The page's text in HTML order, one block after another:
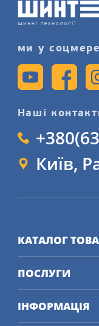
послугу
детально на
ми у
Наші
Київ,
КАТАЛОГ
ПОСЛУГИ
ІНФОРМАЦІЯ